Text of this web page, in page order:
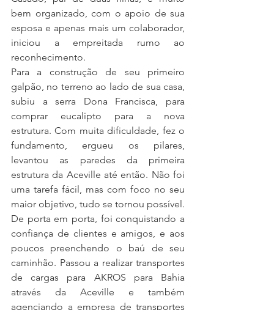
bem organizado, com o apoio de sua
esposa e apenas mais um colaborador,
iniciou a empreitada rumo ao
reconhecimento.
Para a construção de seu primeiro
galpão, no terreno ao lado de sua casa,
subiu a serra Dona Francisca, para
comprar eucalipto para a nova
estrutura. Com muita dificuldade, fez o
fundamento, ergueu os pilares,
levantou as paredes da primeira
estrutura da Aceville até então. Não foi
uma tarefa fácil, mas com foco no seu
maior objetivo, tudo se tornou possível.
De porta em porta, foi conquistando a
confiança de clientes e amigos, e aos
poucos preenchendo o baú de seu
caminhão. Passou a realizar transportes
de cargas para AKROS para Bahia
através da Aceville e também
agenciando a empresa de transportes